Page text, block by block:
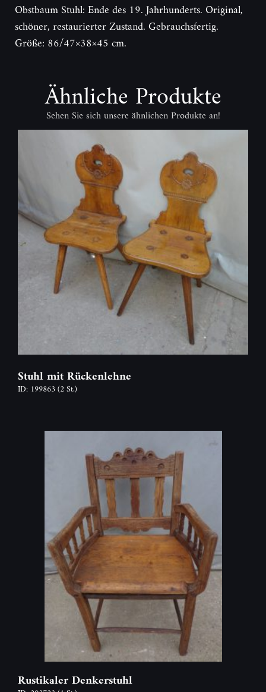
Obstbaum Stuhl: Ende des 19. Jahrhunderts. Original,
schöner, restaurierter Zustand. Gebrauchsfertig.
Größe: 86/47×38×45 cm.
Ähnliche Produkte
Sehen Sie sich unsere ähnlichen Produkte an!
Stuhl mit Rückenlehne
ID: 199863(2 St.)
Rustikaler Denkerstuhl